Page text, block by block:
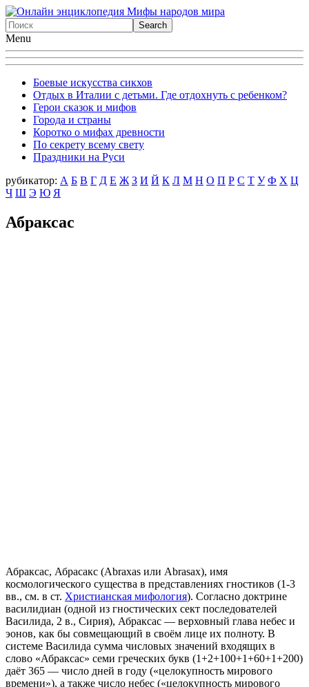
Menu
Боевые искусства сикхов
Отдых в Италии с детьми. Где отдохнуть с ребенком?
Герои сказок и мифов
Города и страны
Коротко о мифах древности
По секрету всему свету
Праздники на Руси
рубикатор: А Б В Г Д Е Ж З И Й К Л М Н О П Р С Т У Ф X Ц
Ч Ш Э Ю Я
Абраксас
Абраксас, Абрасакс (Аbraxas или Abrasax), имя
космологического существа в представлениях гностиков (1-3
вв., см. в ст. Христианская мифология). Согласно доктрине
василидиан (одной из гностических сект последователей
Василида, 2 в., Сирия), Абраксас — верховный глава небес и
эонов, как бы совмещающий в своём лице их полноту. В
системе Василида сумма числовых значений входящих в
слово «Абраксас» семи греческих букв (1+2+100+1+60+1+200)
даёт 365 — число дней в году («целокупность мирового
времени»), а также число небес («целокупность мирового